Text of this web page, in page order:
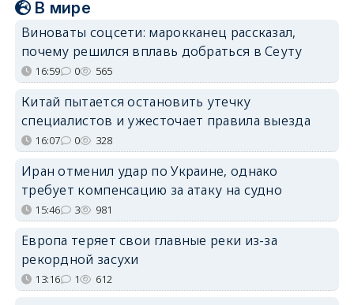
В мире
Виноваты соцсети: марокканец рассказал,
почему решился вплавь добраться в Сеуту
16:59 0 565
Китай пытается остановить утечку
специалистов и ужесточает правила выезда
16:07 0 328
Иран отменил удар по Украине, однако
требует компенсацию за атаку на судно
15:46 3 981
Европа теряет свои главные реки из-за
рекордной засухи
13:16 1 612